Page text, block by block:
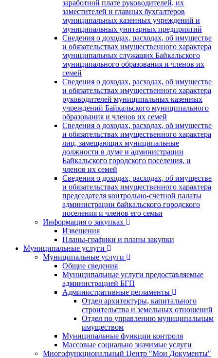
заработной плате руководителей, их
заместителей и главных бухгалтеров
муниципальных казенных учреждений и
муниципальных унитарных предприятий
Сведения о доходах, расходах, об имуществе
и обязательствах имущественного характера
муниципальных служащих Байкальского
муниципального образования и членов их
семей
Сведения о доходах, расходах, об имуществе
и обязательствах имущественного характера
руководителей муниципальных казенных
учреждений Байкальского муниципального
образования и членов их семей
Сведения о доходах, расходах, об имуществе
и обязательствах имущественного характера
лиц, замещающих муниципальные
должности в думе и администрации
Байкальского городского поселения, и
членов их семей
Сведения о доходах, расходах, об имуществе
и обязательствах имущественного характера
председателя контрольно-счетной палаты
администрации байкальского городского
поселения и членов его семьи
Информация о закупках
Извещения
Планы-графики и планы закупки
Муниципальные услуги
Муниципальные услуги
Общие сведения
Муниципальные услуги предоставляемые
администрацией БГП
Административные регламенты
Отдел архитектуры, капитального
строительства и земельных отношений
Отдел по управлению муниципальным
имуществом
Муниципальные функции контроля
Массовые социально значимые услуги
Многофункциональный Центр "Мои Документы"